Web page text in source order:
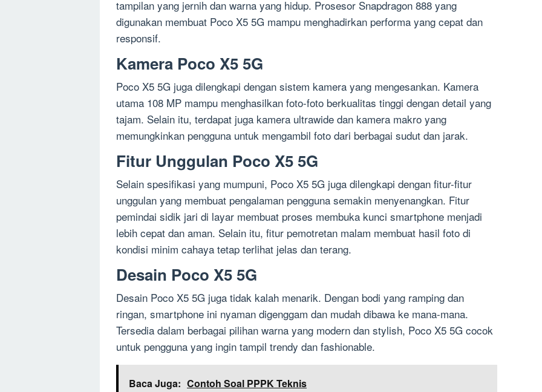
tampilan yang jernih dan warna yang hidup. Prosesor Snapdragon 888 yang
digunakan membuat Poco X5 5G mampu menghadirkan performa yang cepat dan
responsif.
Kamera Poco X5 5G
Poco X5 5G juga dilengkapi dengan sistem kamera yang mengesankan. Kamera
utama 108 MP mampu menghasilkan foto-foto berkualitas tinggi dengan detail yang
tajam. Selain itu, terdapat juga kamera ultrawide dan kamera makro yang
memungkinkan pengguna untuk mengambil foto dari berbagai sudut dan jarak.
Fitur Unggulan Poco X5 5G
Selain spesifikasi yang mumpuni, Poco X5 5G juga dilengkapi dengan fitur-fitur
unggulan yang membuat pengalaman pengguna semakin menyenangkan. Fitur
pemindai sidik jari di layar membuat proses membuka kunci smartphone menjadi
lebih cepat dan aman. Selain itu, fitur pemotretan malam membuat hasil foto di
kondisi minim cahaya tetap terlihat jelas dan terang.
Desain Poco X5 5G
Desain Poco X5 5G juga tidak kalah menarik. Dengan bodi yang ramping dan
ringan, smartphone ini nyaman digenggam dan mudah dibawa ke mana-mana.
Tersedia dalam berbagai pilihan warna yang modern dan stylish, Poco X5 5G cocok
untuk pengguna yang ingin tampil trendy dan fashionable.
Baca Juga: Contoh Soal PPPK Teknis